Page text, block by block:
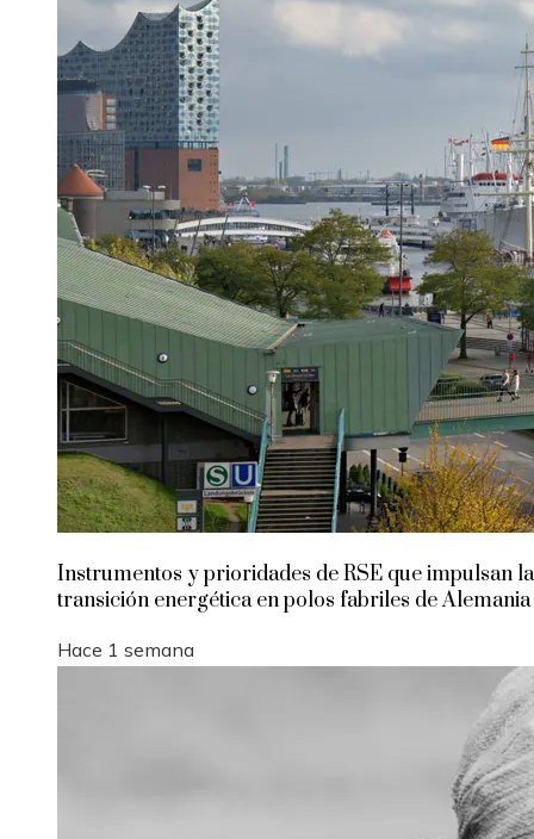
Instrumentos y prioridades de RSE que impulsan la
transición energética en polos fabriles de Alemania
Hace 1 semana